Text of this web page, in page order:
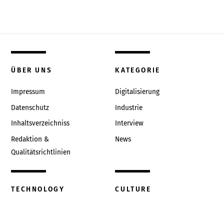
ÜBER UNS
Impressum
Datenschutz
Inhaltsverzeichniss
Redaktion &
Qualitätsrichtlinien
KATEGORIE
Digitalisierung
Industrie
Interview
News
TECHNOLOGY CULTURE